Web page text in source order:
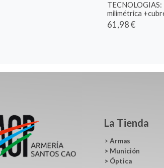
TECNOLOGIAS:
milimétrica
61,98 €
La Tienda
> Armas
> Munición
> Óptica